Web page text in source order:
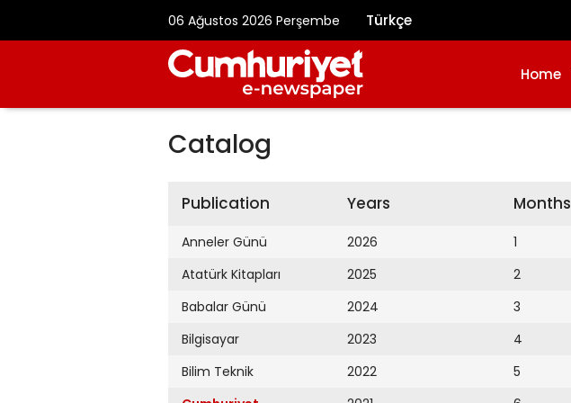
06 Ağustos 2026 Perşembe Türkçe
Home
Catalog
Publication
Anneler Günü
Atatürk Kitapları
Babalar Günü
Bilgisayar
Bilim Teknik
Years
2026
2025
2024
2023
2022
Months
1
2
3
4
5